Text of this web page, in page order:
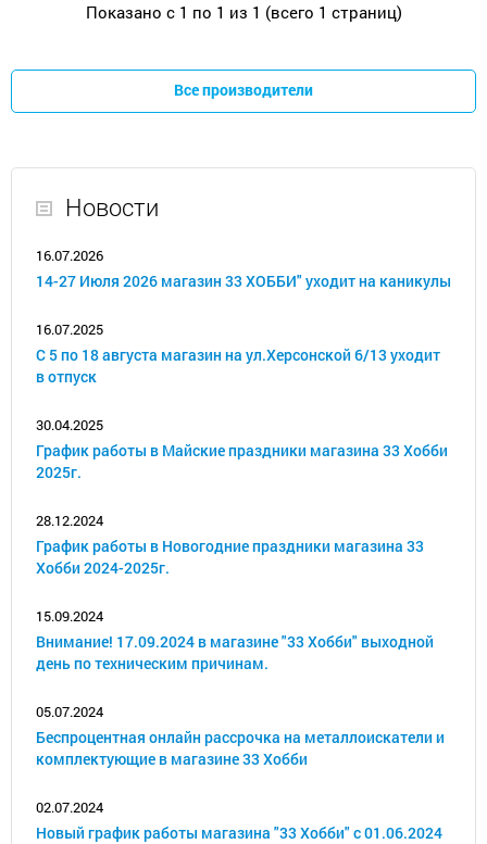
Показано с 1 по 1 из 1 (всего 1 страниц)
Все производители
Новости
16.07.2026
14-27 Июля 2026 магазин 33 ХОББИ" уходит на каникулы
16.07.2025
С 5 по 18 августа магазин на ул.Херсонской 6/13 уходит
в отпуск
30.04.2025
График работы в Майские праздники магазина 33 Хобби
2025г.
28.12.2024
График работы в Новогодние праздники магазина 33
Хобби 2024-2025г.
15.09.2024
Внимание! 17.09.2024 в магазине "33 Хобби" выходной
день по техническим причинам.
05.07.2024
Беспроцентная онлайн рассрочка на металлоискатели и
комплектующие в магазине 33 Хобби
02.07.2024
Новый график работы магазина "33 Хобби" с 01.06.2024